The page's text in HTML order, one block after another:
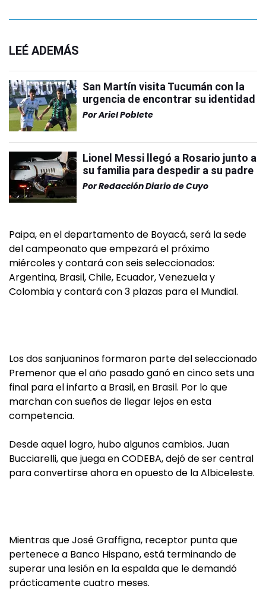
LEÉ ADEMÁS
San Martín visita Tucumán con la
urgencia de encontrar su identidad
PorAriel Poblete
Lionel Messi llegó a Rosario junto a
su familia para despedir a su padre
PorRedacción Diario de Cuyo
Paipa, en el departamento de Boyacá, será la sede
del campeonato que empezará el próximo
miércoles y contará con seis seleccionados:
Argentina, Brasil, Chile, Ecuador, Venezuela y
Colombia y contará con 3 plazas para el Mundial.
Los dos sanjuaninos formaron parte del seleccionado
Premenor que el año pasado ganó en cinco sets una
final para el infarto a Brasil, en Brasil. Por lo que
marchan con sueños de llegar lejos en esta
competencia.
Desde aquel logro, hubo algunos cambios. Juan
Bucciarelli, que juega en CODEBA, dejó de ser central
para convertirse ahora en opuesto de la Albiceleste.
Mientras que José Graffigna, receptor punta que
pertenece a Banco Hispano, está terminando de
superar una lesión en la espalda que le demandó
prácticamente cuatro meses.